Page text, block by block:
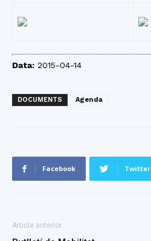
Data: 2015-04-14
DOCUMENTS Agenda
Facebook Twitter
Article anterior